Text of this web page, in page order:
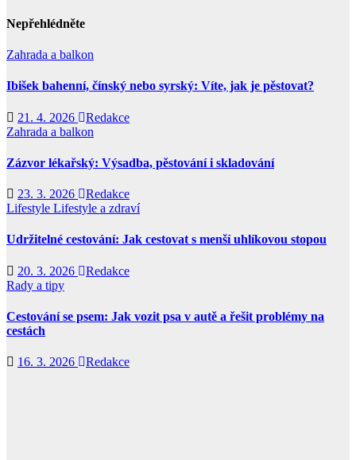
Nepřehlédněte
Zahrada a balkon
Ibišek bahenní, čínský nebo syrský: Víte, jak je pěstovat?
21. 4. 2026
Redakce
Zahrada a balkon
Zázvor lékařský: Výsadba, pěstování i skladování
23. 3. 2026
Redakce
Lifestyle Lifestyle a zdraví
Udržitelné cestování: Jak cestovat s menší uhlíkovou stopou
20. 3. 2026
Redakce
Rady a tipy
Cestování se psem: Jak vozit psa v autě a řešit problémy na
cestách
16. 3. 2026 Redakce